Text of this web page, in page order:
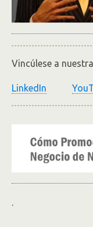
Vincúlese a
LinkedIn